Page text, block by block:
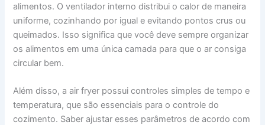
alimentos. O ventilador interno distribui o calor de maneira
uniforme, cozinhando por igual e evitando pontos crus ou
queimados. Isso significa que você deve sempre organizar
os alimentos em uma única camada para que o ar consiga
circular bem.
Além disso, a air fryer possui controles simples de tempo e
temperatura, que são essenciais para o controle do
cozimento. Saber ajustar esses parâmetros de acordo com